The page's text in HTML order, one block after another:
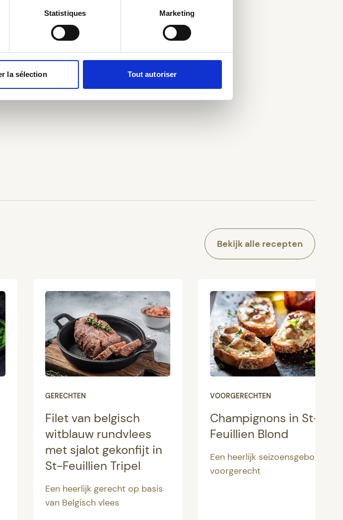
Statistiques Marketing
la sélection Tout autoriser
15 ml citroensap
10 ml suikersiroop
8 bosbessen
100 ml St-Feuillien FRUIT
Bekijk alle recepten
GERECHTEN
Filet van belgisch
witblauw rundvlees
met sjalot gekonfijt in
St-Feuillien Tripel
Een heerlijk gerecht op basis
van Belgisch vlees
VOORGERECHTEN
Champignons in St-
Feuillien Blond
Een heerlijk seizoensgebonden
voorgerecht